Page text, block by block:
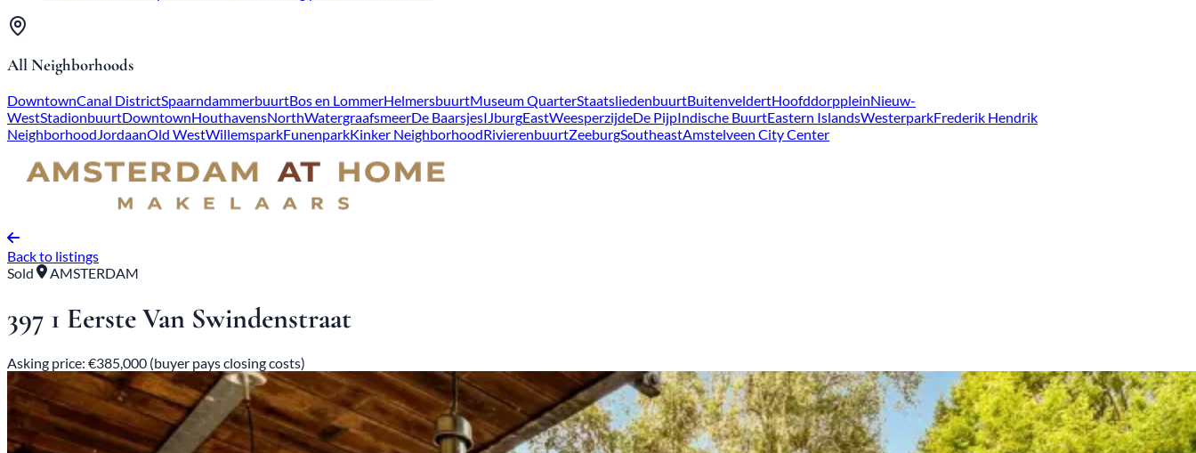
All Neighborhoods
DowntownCanal DistrictSpaarndammerbuurtBos en LommerHelmersbuurtMuseum QuarterStaatsliedenbuurtBuitenveldertHoofddorppleinNieuw-
WestStadionbuurtDowntownHouthavensNorthWatergraafsmeerDe BaarsjesIJburgEastWeesperzijdeDe PijpIndische BuurtEastern IslandsWesterparkFrederik Hendrik
NeighborhoodJordaanOld WestWillemsparkFunenparkKinker NeighborhoodRivierenbuurtZeeburgSoutheastAmstelveen City Center
Back to listings
Sold
AMSTERDAM
397 1 Eerste Van Swindenstraat
Asking price: €385,000 (buyer pays closing costs)